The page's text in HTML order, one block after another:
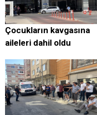
Çocukların kavgasına
aileleri dahil oldu